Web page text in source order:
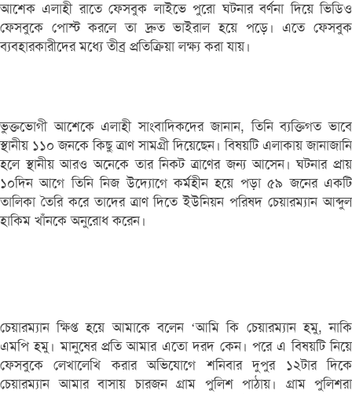
আশেক এলাহী রাতে ফেসবুক লাইভে পুরো ঘটনার বর্ণনা দিয়ে ভিডিও
ফেসবুকে পোস্ট করলে তা দ্রুত ভাইরাল হয়ে পড়ে। এতে ফেসবুক
ব্যবহারকারীদের মধ্যে তীব্র প্রতিক্রিয়া লক্ষ্য করা যায়।
ভুক্তভোগী আশেকে এলাহী সাংবাদিকদের জানান, তিনি ব্যক্তিগত ভাবে
স্থানীয় ১১০ জনকে কিছু ত্রাণ সামগ্রী দিয়েছেন। বিষয়টি এলাকায় জানাজানি
হলে স্থানীয় আরও অনেকে তার নিকট ত্রাণের জন্য আসেন। ঘটনার প্রায়
১০দিন আগে তিনি নিজ উদ্যোগে কর্মহীন হয়ে পড়া ৫৯ জনের একটি
তালিকা তৈরি করে তাদের ত্রাণ দিতে ইউনিয়ন পরিষদ চেয়ারম্যান আব্দুল
হাকিম খাঁনকে অনুরোধ করেন।
চেয়ারম্যান ক্ষিপ্ত হয়ে আমাকে বলেন ‘আমি কি চেয়ারম্যান হমু, নাকি
এমপি হমু। মানুষের প্রতি আমার এতো দরদ কেন। পরে এ বিষয়টি নিয়ে
ফেসবুকে লেখালেখি করার অভিযোগে শনিবার দুপুর ১২টার দিকে
চেয়ারম্যান আমার বাসায় চারজন গ্রাম পুলিশ পাঠায়। গ্রাম পুলিশরা